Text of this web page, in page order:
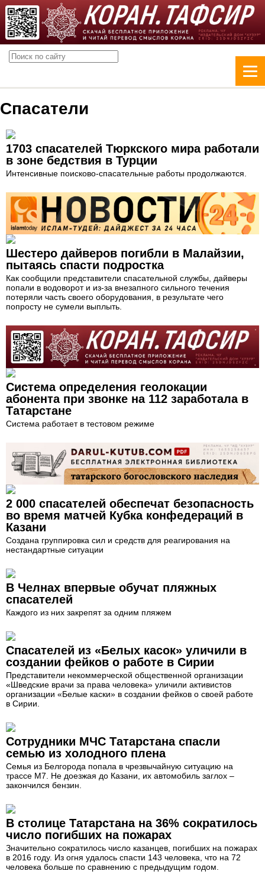
Спасатели
1703 спасателей Тюркского мира работали
в зоне бедствия в Турции
Интенсивные поисково-спасательные работы продолжаются.
Шестеро дайверов погибли в Малайзии,
пытаясь спасти подростка
Как сообщили представители спасательной службы, дайверы
попали в водоворот и из-за внезапного сильного течения
потеряли часть своего оборудования, в результате чего
попросту не сумели выплыть.
Система определения геолокации
абонента при звонке на 112 заработала в
Татарстане
Система работает в тестовом режиме
2 000 спасателей обеспечат безопасность
во время матчей Кубка конфедераций в
Казани
Создана группировка сил и средств для реагирования на
нестандартные ситуации
В Челнах впервые обучат пляжных
спасателей
Каждого из них закрепят за одним пляжем
Спасателей из «Белых касок» уличили в
создании фейков о работе в Сирии
Представители некоммерческой общественной организации
«Шведские врачи за права человека» уличили активистов
организации «Белые каски» в создании фейков о своей работе
в Сирии.
Сотрудники МЧС Татарстана спасли
семью из холодного плена
Семья из Белгорода попала в чрезвычайную ситуацию на
трассе М7. Не доезжая до Казани, их автомобиль заглох –
закончился бензин.
В столице Татарстана на 36% сократилось
число погибших на пожарах
Значительно сократилось число казанцев, погибших на пожарах
в 2016 году. Из огня удалось спасти 143 человека, что на 72
человека больше по сравнению с предыдущим годом.